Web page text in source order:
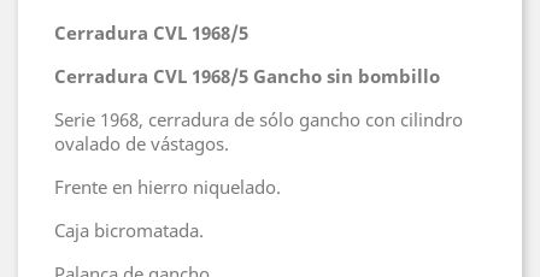
Cerradura CVL 1968/5
Cerradura CVL 1968/5 Gancho sin bombillo
Serie 1968, cerradura de sólo gancho con cilindro
ovalado de vástagos.
Frente en hierro niquelado.
Caja bicromatada.